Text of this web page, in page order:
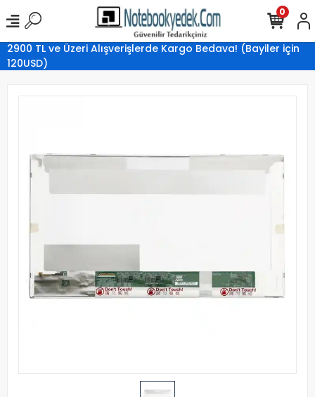
2900 TL ve Üzeri Alışverişlerde Kargo Bedava! (Bayiler için
120USD)
0